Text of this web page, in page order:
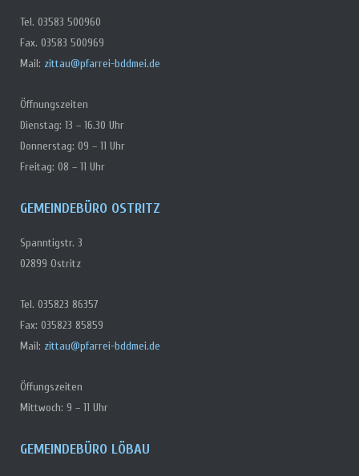
Tel. 03583 500960
Fax. 03583 500969
Mail: zittau@pfarrei-bddmei.de
Öffnungszeiten
Dienstag: 13 – 16.30 Uhr
Donnerstag: 09 – 11 Uhr
Freitag: 08 – 11 Uhr
GEMEINDEBÜRO OSTRITZ
Spanntigstr. 3
02899 Ostritz
Tel. 035823 86357
Fax: 035823 85859
Mail: zittau@pfarrei-bddmei.de
Öffungszeiten
Mittwoch: 9 – 11 Uhr
GEMEINDEBÜRO LÖBAU